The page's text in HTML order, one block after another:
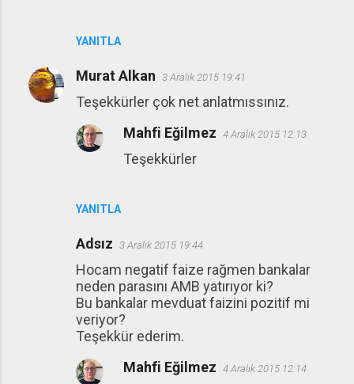
YANITLA
Murat Alkan 3 Aralık 2015 19:41
Teşekkürler çok net anlatmıssınız.
YANITLA
Mahfi Eğilmez 4 Aralık 2015 12:13
Teşekkürler
Adsız 3 Aralık 2015 19:44
Hocam negatif faize rağmen bankalar
neden parasını AMB yatırıyor ki?
Bu bankalar mevduat faizini pozitif mi
veriyor?
Teşekkür ederim.
Mahfi Eğilmez 4 Aralık 2015 12:14